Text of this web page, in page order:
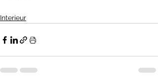
Interieur